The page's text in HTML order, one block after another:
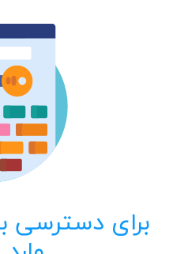
برای دسترسی